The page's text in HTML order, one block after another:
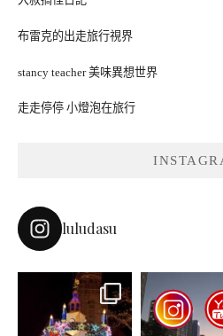
布雷克的出走旅行視界
stancy teacher 美味異想世界
走走停停 小燈泡在旅行
luludasu